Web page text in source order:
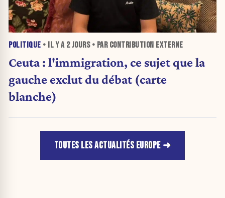
POLITIQUE • IL Y A 2 JOURS• PAR CONTRIBUTION EXTERNE
Ceuta : l'immigration, ce sujet que la
gauche exclut du débat (carte
blanche)
TOUTES LES ACTUALITÉS EUROPE